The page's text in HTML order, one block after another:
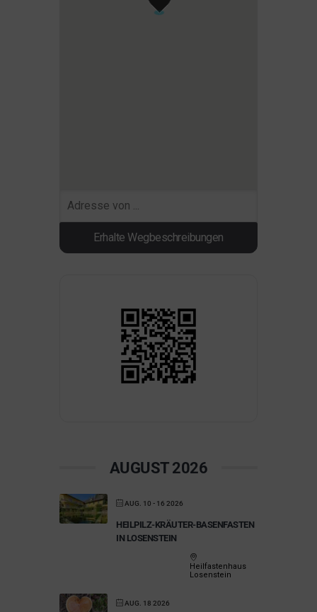
AUGUST 2026
AUG. 10 - 16 2026
HEILPILZ-KRÄUTER-BASENFASTEN
IN LOSENSTEIN
Heilfastenhaus
Losenstein
AUG. 18 2026